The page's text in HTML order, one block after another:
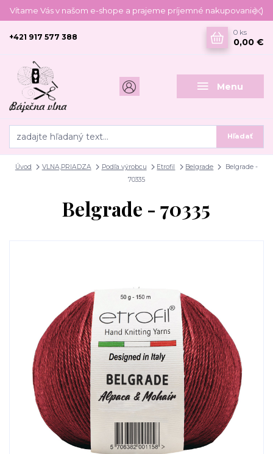
Vítame Vás v našom e-shope a prajeme príjemné nakupovanie :)
Menu
Hľadať
+421 917 577 388
0 ks
0,00 €
Úvod VLNA,PRIADZA Podľa výrobcu Etrofil Belgrade
Belgrade -
70335
Belgrade - 70335